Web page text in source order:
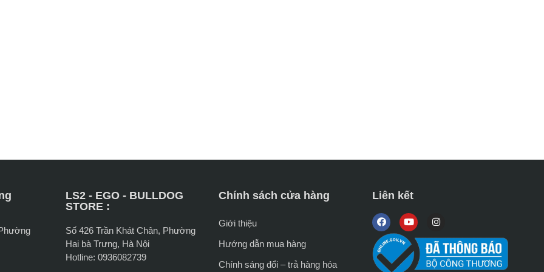
LS2 - EGO - BULLDOG
STORE :
Số 426 Trần Khát Chân, Phường
Hai bà Trưng, Hà Nội
Hotline: 0936082739
Chính sách cửa hàng
Giới thiệu
Hướng dẫn mua hàng
Chính sáng đổi – trả hàng hóa
Liên kết